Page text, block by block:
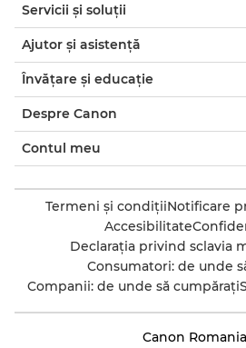
Servicii şi soluţii
Ajutor şi asistenţă
Învăţare şi educaţie
Despre Canon
Contul meu
Termeni şi condiţiiNotificare
Accesibilitate
Declaraţia privind sclavia
Consumatori: de unde
Companii: de unde să cumpăraţi
Canon Romania